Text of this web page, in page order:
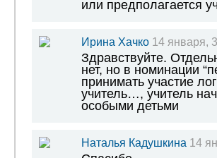
или предполагается
Ирина Хачко 14 января,
Здравствуйте.
нет, но в номинации
принимать участие
учитель…, учитель
особыми детьми
Наталья Кадушкина 14